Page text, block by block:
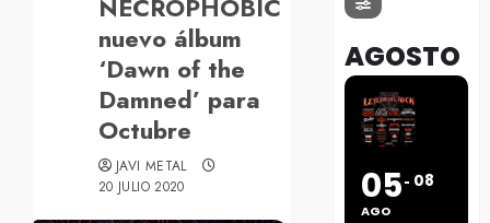
NECROPHOBIC
nuevo álbum
‘Dawn of the
Damned’ para
Octubre
JAVI METAL
20 JULIO 2020
AGOSTO
05
AGO
08